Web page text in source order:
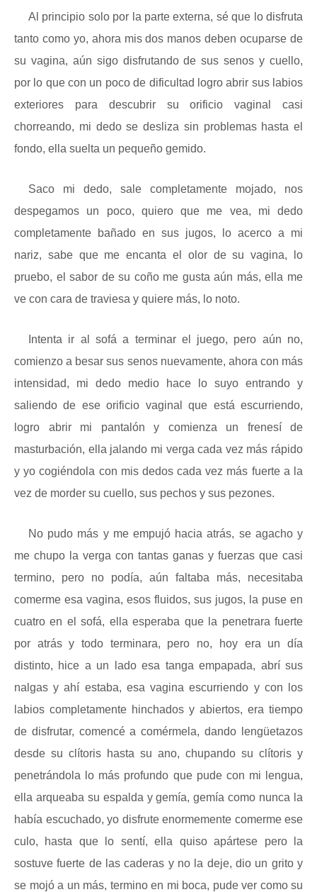
Al principio solo por la parte externa, sé que lo disfruta
tanto como yo, ahora mis dos manos deben ocuparse de
su vagina, aún sigo disfrutando de sus senos y cuello,
por lo que con un poco de dificultad logro abrir sus labios
exteriores para descubrir su orificio vaginal casi
chorreando, mi dedo se desliza sin problemas hasta el
fondo, ella suelta un pequeño gemido.
Saco mi dedo, sale completamente mojado, nos
despegamos un poco, quiero que me vea, mi dedo
completamente bañado en sus jugos, lo acerco a mi
nariz, sabe que me encanta el olor de su vagina, lo
pruebo, el sabor de su coño me gusta aún más, ella me
ve con cara de traviesa y quiere más, lo noto.
Intenta ir al sofá a terminar el juego, pero aún no,
comienzo a besar sus senos nuevamente, ahora con más
intensidad, mi dedo medio hace lo suyo entrando y
saliendo de ese orificio vaginal que está escurriendo,
logro abrir mi pantalón y comienza un frenesí de
masturbación, ella jalando mi verga cada vez más rápido
y yo cogiéndola con mis dedos cada vez más fuerte a la
vez de morder su cuello, sus pechos y sus pezones.
No pudo más y me empujó hacia atrás, se agacho y
me chupo la verga con tantas ganas y fuerzas que casi
termino, pero no podía, aún faltaba más, necesitaba
comerme esa vagina, esos fluidos, sus jugos, la puse en
cuatro en el sofá, ella esperaba que la penetrara fuerte
por atrás y todo terminara, pero no, hoy era un día
distinto, hice a un lado esa tanga empapada, abrí sus
nalgas y ahí estaba, esa vagina escurriendo y con los
labios completamente hinchados y abiertos, era tiempo
de disfrutar, comencé a comérmela, dando lengüetazos
desde su clítoris hasta su ano, chupando su clítoris y
penetrándola lo más profundo que pude con mi lengua,
ella arqueaba su espalda y gemía, gemía como nunca la
había escuchado, yo disfrute enormemente comerme ese
culo, hasta que lo sentí, ella quiso apártese pero la
sostuve fuerte de las caderas y no la deje, dio un grito y
se mojó a un más, termino en mi boca, pude ver como su